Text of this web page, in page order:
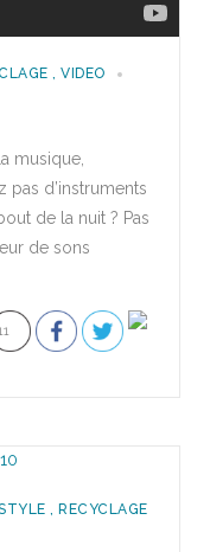
, VIDEO
musique,
pas d’instruments
de la nuit ? Pas
de sons
, RECYCLAGE